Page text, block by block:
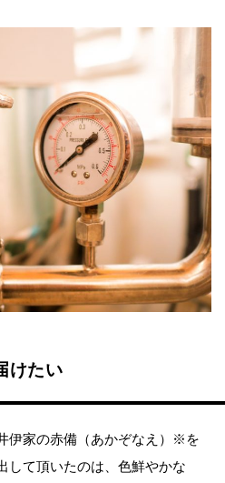
けたい
伊家の赤備（あかぞなえ）※を
して頂いたのは、色鮮やかな